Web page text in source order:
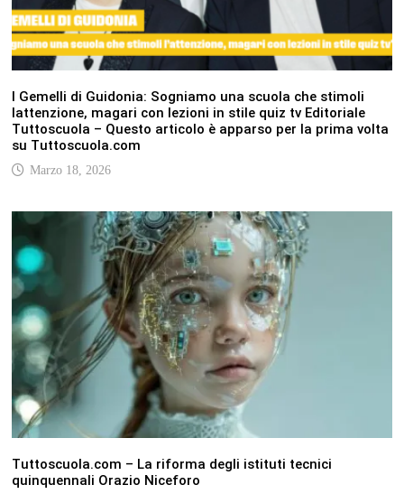
I Gemelli di Guidonia: Sogniamo una scuola che stimoli
lattenzione, magari con lezioni in stile quiz tv Editoriale
Tuttoscuola – Questo articolo è apparso per la prima volta
su Tuttoscuola.com
Marzo 18, 2026
Tuttoscuola.com – La riforma degli istituti tecnici
quinquennali Orazio Niceforo